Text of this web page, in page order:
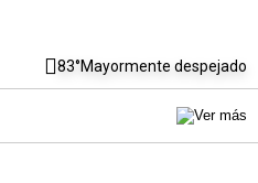
83°Mayormente despejado